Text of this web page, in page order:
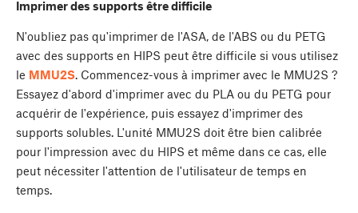
Imprimer des supports être difficile
N'oubliez pas qu'imprimer de l'ASA, de l'ABS ou du PETG
avec des supports en HIPS peut être difficile si vous utilisez
le MMU2S. Commencez-vous à imprimer avec le MMU2S ?
Essayez d'abord d'imprimer avec du PLA ou du PETG pour
acquérir de l'expérience, puis essayez d'imprimer des
supports solubles. L'unité MMU2S doit être bien calibrée
pour l'impression avec du HIPS et même dans ce cas, elle
peut nécessiter l'attention de l'utilisateur de temps en
temps.